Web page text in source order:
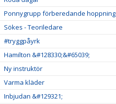
Ponnygrupp förberedande hoppning
Sökes - Teoriledare
#tryggpåyrk
Hamilton &#128330;&#65039;
Ny instruktör
Varma kläder
Inbjudan &#129321;